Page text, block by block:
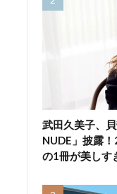
武田久美子、
NUDE」披露
の1冊が美しす